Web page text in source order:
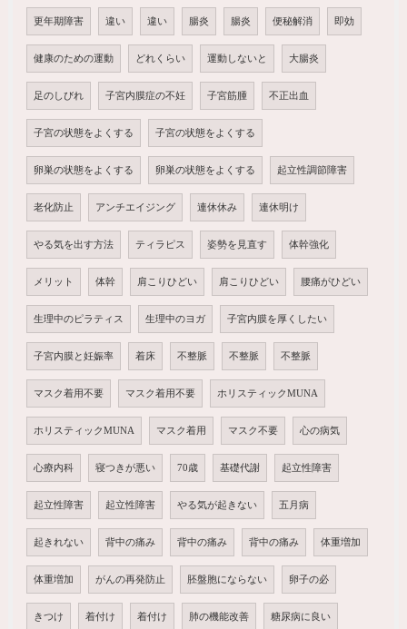
更年期障害 違い 違い 腸炎 腸炎 便秘解消 即効
健康のための運動 どれくらい 運動しないと 大腸炎
足のしびれ 子宮内膜症の不妊 子宮筋腫 不正出血
子宮の状態をよくする 子宮の状態をよくする
卵巣の状態をよくする 卵巣の状態をよくする 起立性調節障害
老化防止 アンチエイジング 連休休み 連休明け
やる気を出す方法 ティラピス 姿勢を見直す 体幹強化
メリット 体幹 肩こりひどい 肩こりひどい 腰痛がひどい
生理中のピラティス 生理中のヨガ 子宮内膜を厚くしたい
子宮内膜と妊娠率 着床 不整脈 不整脈 不整脈
マスク着用不要 マスク着用不要 ホリスティックMUNA
ホリスティックMUNA マスク着用 マスク不要 心の病気
心療内科 寝つきが悪い 70歳 基礎代謝 起立性障害
起立性障害 起立性障害 やる気が起きない 五月病
起きれない 背中の痛み 背中の痛み 背中の痛み 体重増加
体重増加 がんの再発防止 胚盤胞にならない 卵子の必
きつけ 着付け 着付け 肺の機能改善 糖尿病に良い